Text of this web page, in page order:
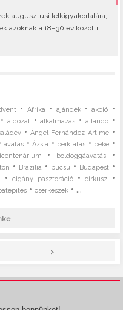
augusztusi lelkigyakorlatára,
azoknak a 18–30 év közötti
• Afrika • ajándék•akció •
• áldozat•alkalmazás • állandó•
•Ángel Fernández Artime•
avatás •Ázsia • beiktatás • béke •
• boldoggáavatás•
• Brazília • búcsú • Budapest•
•cigány pasztoráció•cirkusz •
•cserkészek • ...
>